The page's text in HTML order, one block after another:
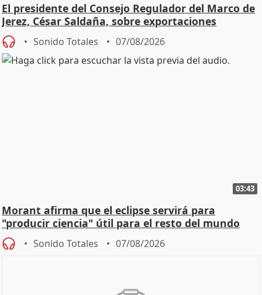
El presidente del Consejo Regulador del Marco de
Jerez, César Saldaña, sobre exportaciones
Sonido Totales 07/08/2026
03:43
Morant afirma que el eclipse servirá para
"producir ciencia" útil para el resto del mundo
Sonido Totales 07/08/2026